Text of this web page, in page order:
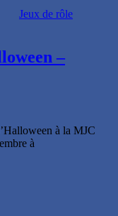
Jeux de rôle
–
à la MJC
à